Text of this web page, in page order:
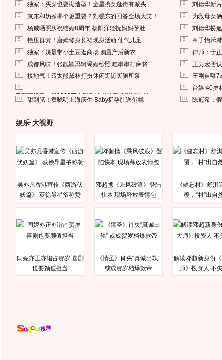
2 独家：买菜也要拗造型！金星携女逛街有派头
3 京东和奶茶哪个更重要？刘强东的回答全场大笑！
4 杨威晒照庆祝结婚8周年 杨阳洋轻抚妈妈孕肚
5 艳压群芳！唐嫣修身长裙现身活动 仙气儿足
6 独家：姚晨带小土豆逛商场 购置产后新衣
7 成都风味！张靓颖冯轲曝婚纱照 吃串串打麻将
8 接地气！阔太熊黛林打扮休闲逛街买厕所泵
9
马蓉离婚后，砸1000万人民币给媒体要求删掉这照片
10 甜到腻！黄晓明上海庆生 Baby挺孕肚送蛋糕
2 刘德华新
3 为救母女
4 刘德华扮
5 章子怡斥
6 律师：于
7 王力宏否
8 王刚自曝7
9 台媒:40岁
10 陈冠希：
娱乐·大视野
吴亦凡香港宣传《西游伏
妖篇》 获徐导星爷称赞
邓超携《乘风破浪》登陆
快本 现场释放表情包
《健忘村》舒淇
覆，“村”出自
闫妮亦正亦谐占贺岁 喜剧
也要颜值担当
《情圣》肖央“真诚出轨”
或成贺岁档爆款帝
解读邓超新身份
师》投资人 不